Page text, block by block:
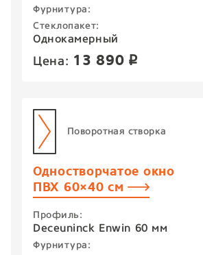
Фурнитура:
Стеклопакет:
Однокамерный
Цена: 13 890 p
Поворотная створка
Одностворчатое окно
ПВХ 60×40 см
Профиль:
Deceuninck Enwin 60 мм
Фурнитура: